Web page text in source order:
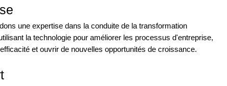
une expertise dans la conduite de la transformation
la technologie pour améliorer les processus d'entreprise,
et ouvrir de nouvelles opportunités de croissance.